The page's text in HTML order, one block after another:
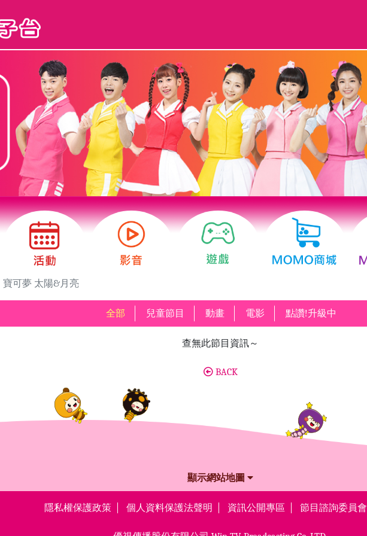
寶可夢 太陽&月亮
全部 兒童節目 動畫 電影 點讚!升級中
查無此節目資訊～
BACK
顯示網站地圖
隱私權保護政策 個人資料保護法聲明 資訊公開專區 節目諮詢委員會